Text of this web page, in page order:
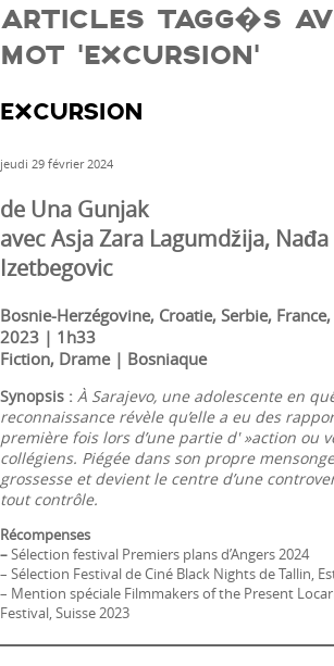
ARTICLES TAGG�S
MOT ‘EXCURSION’
EXCURSION
jeudi 29 février 2024
de Una Gunjak
avec Asja Zara Lagumdžija,
Izetbegovic
Bosnie-Herzégovine, Croatie, Serbie,
2023 | 1h33
Fiction, Drame | Bosniaque
Synopsis : À Sarajevo, une adolescente en
reconnaissance révèle qu’elle a eu des
première fois lors d’une partie d' »action ou
collégiens. Piégée dans son propre
grossesse et devient le centre d’une
tout contrôle.
Récompenses
–Sélection festival Premiers plans d’Angers 2024
– Sélection Festival de Ciné Black Nights de Tallin,
– Mention spéciale Filmmakers of the Present
Festival, Suisse 2023